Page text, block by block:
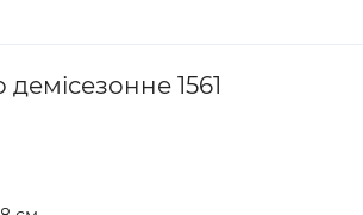
1561